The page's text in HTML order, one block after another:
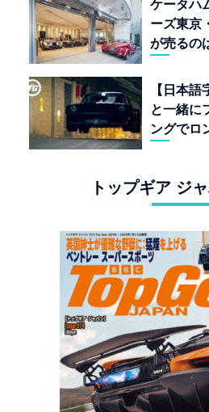
ケータハ
ーズ東京
が売るの
【日本
と一緒に
ングでロ
トップギア ジ